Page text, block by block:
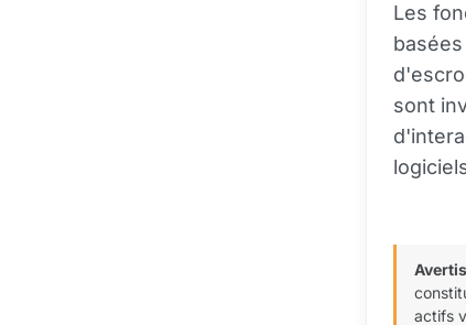
Les
sont
actifs